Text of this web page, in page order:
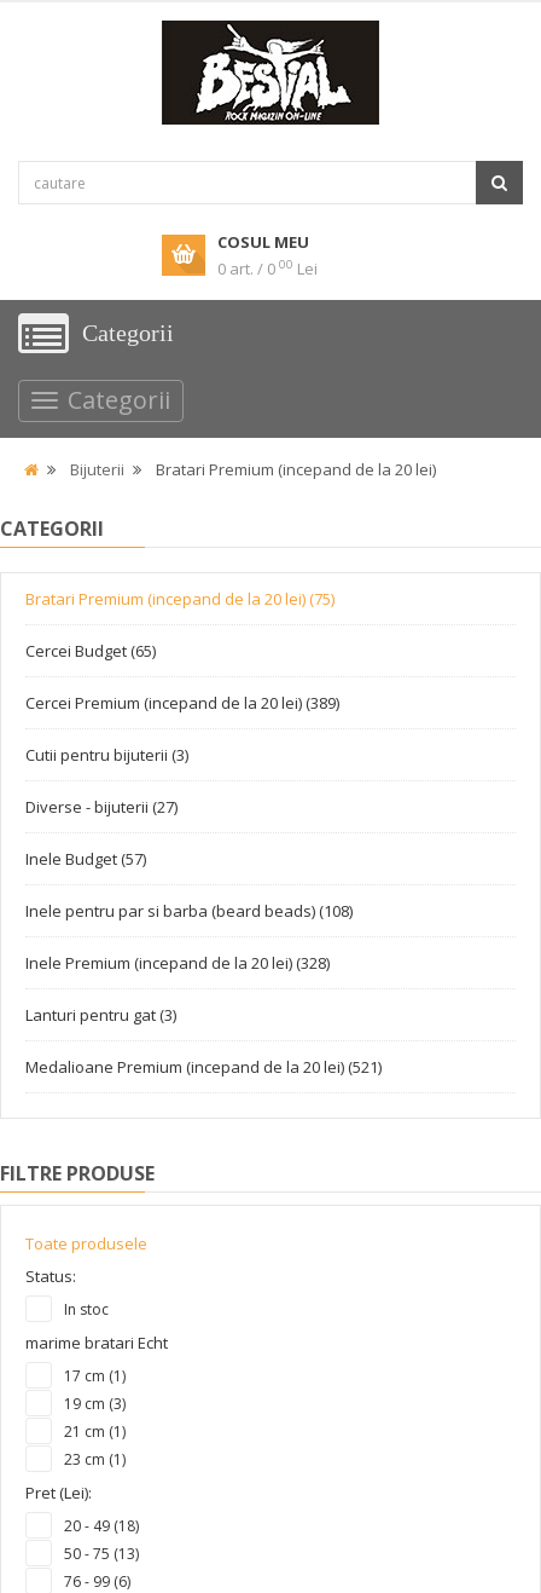
COSUL MEU
0 art. / 0 00 Lei
Categorii
Categorii
Bijuterii Bratari Premium (incepand de la 20 lei)
CATEGORII
Bratari Premium (incepand de la 20 lei) (75)
Cercei Budget (65)
Cercei Premium (incepand de la 20 lei) (389)
Cutii pentru bijuterii (3)
Diverse - bijuterii (27)
Inele Budget (57)
Inele pentru par si barba (beard beads) (108)
Inele Premium (incepand de la 20 lei) (328)
Lanturi pentru gat (3)
Medalioane Premium (incepand de la 20 lei) (521)
FILTRE PRODUSE
Toate produsele
Status:
In stoc
marime bratari Echt
17 cm (1)
19 cm (3)
21 cm (1)
23 cm (1)
Pret (Lei):
20 - 49 (18)
50 - 75 (13)
76 - 99 (6)